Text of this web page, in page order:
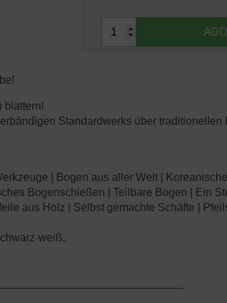
blättern!
Standardwerks über
| Bogen aus aller Welt |
Bogenschießen | Teilbare Bogen | Ein
aus Holz | Selbst gemachte Schäfte |
weiß,